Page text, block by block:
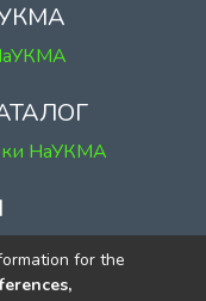
НаУКМА
2
for the